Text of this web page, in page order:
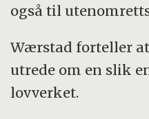
også til
Wærstad forteller
utrede om en slik
lovverket.